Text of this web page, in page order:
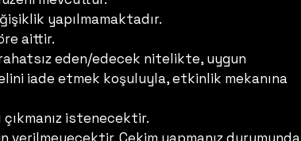
yapılmamaktadır.
aittir.
eden/edecek nitelikte, uygun
iade etmek koşuluyla, etkinlik mekanına
istenecektir.
verilmeyecektir. Çekim yapmanız durumunda